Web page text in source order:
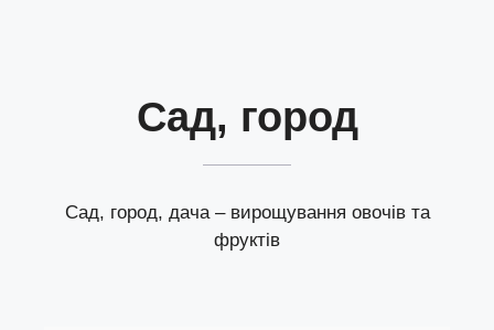
Сад, город
Сад, город, дача – вирощування овочів та
фруктів